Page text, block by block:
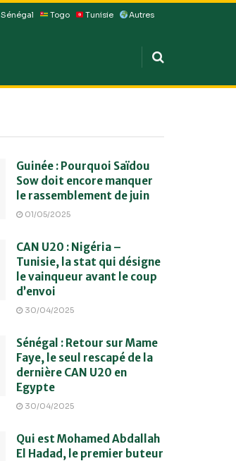
Sénégal Togo Tunisie Autres
Guinée : Pourquoi Saïdou
Sow doit encore manquer
le rassemblement de juin
01/05/2025
CAN U20 : Nigéria –
Tunisie, la stat qui désigne
le vainqueur avant le coup
d’envoi
30/04/2025
Sénégal : Retour sur Mame
Faye, le seul rescapé de la
dernière CAN U20 en
Egypte
30/04/2025
Qui est Mohamed Abdallah
El Hadad, le premier buteur